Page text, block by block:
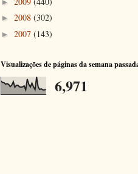
► 2008 (302)
► 2007 (143)
Visualizações de páginas da semana
6,971